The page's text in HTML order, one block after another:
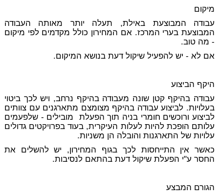
מיקום
עבודה המבוצעת באילת, תעלה יותר מאותה העבודה
המבוצעת בערי המרכז. אם המחירון כולל מקדמים לפי מיקום
- מה טוב.
אם לא - יש להפעיל שיקול דעת בנושא המיקום.
היקף הביצוע
עבודה בהיקף קטן שונה מעבודה בהיקף נרחב, ויש לכך ביטוי
בעלויות. לביצוע עבודה בהיקף מצומצם מתארגנים עם צוותים
לביצוע ורוכשים חומרי בניה תוך הפעלת מובילים - שלפעמים
עלותם הופכת להיות לעלות העיקרית, בעוד בפרויקטים גדולים
עלויות של התארגנות והובלה הן משניות.
כאשר אין התייחסות לכך בגוף המחירון, יש להשלים את
החסר ע"י הפעלת שיקול דעת בהתאם לנסיבות.
הגורם המבצע